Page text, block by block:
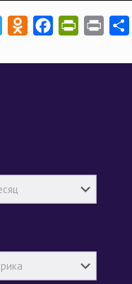
TelegramOdnoklassniki
FacebookPrintFriendly
Print